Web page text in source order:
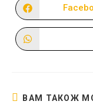
в
ВАМ ТАКОЖ